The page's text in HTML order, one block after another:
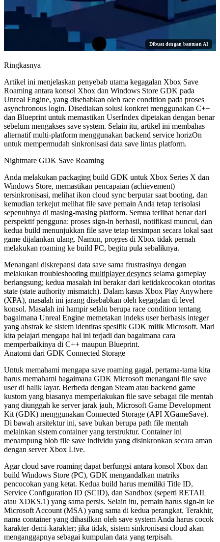
Dibuat dengan bantuan AI
Ringkasnya
Artikel ini menjelaskan penyebab utama kegagalan Xbox Save
Roaming antara konsol Xbox dan Windows Store GDK pada
Unreal Engine, yang disebabkan oleh race condition pada proses
asynchronous login. Disediakan solusi konkret menggunakan C++
dan Blueprint untuk memastikan UserIndex dipetakan dengan benar
sebelum mengakses save system. Selain itu, artikel ini membahas
alternatif multi-platform menggunakan backend service horizOn
untuk mempermudah sinkronisasi data save lintas platform.
Nightmare GDK Save Roaming
Anda melakukan packaging build GDK untuk Xbox Series X dan
Windows Store, memastikan pencapaian (achievement)
tersinkronisasi, melihat ikon cloud sync berputar saat booting, dan
kemudian terkejut melihat file save pemain Anda tetap terisolasi
sepenuhnya di masing-masing platform. Semua terlihat benar dari
perspektif pengguna: proses sign-in berhasil, notifikasi muncul, dan
kedua build menunjukkan file save tetap tersimpan secara lokal saat
game dijalankan ulang. Namun, progres di Xbox tidak pernah
melakukan roaming ke build PC, begitu pula sebaliknya.
Menangani diskrepansi data save sama frustrasinya dengan
melakukan troubleshooting multiplayer desyncs selama gameplay
berlangsung; kedua masalah ini berakar dari ketidakcocokan otoritas
state (state authority mismatch). Dalam kasus Xbox Play Anywhere
(XPA), masalah ini jarang disebabkan oleh kegagalan di level
konsol. Masalah ini hampir selalu berupa race condition tentang
bagaimana Unreal Engine memetakan indeks user berbasis integer
yang abstrak ke sistem identitas spesifik GDK milik Microsoft. Mari
kita pelajari mengapa hal ini terjadi dan bagaimana cara
memperbaikinya di C++ maupun Blueprint.
Anatomi dari GDK Connected Storage
Untuk memahami mengapa save roaming gagal, pertama-tama kita
harus memahami bagaimana GDK Microsoft menangani file save
user di balik layar. Berbeda dengan Steam atau backend game
kustom yang biasanya memperlakukan file save sebagai file mentah
yang diunggah ke server jarak jauh, Microsoft Game Development
Kit (GDK) menggunakan Connected Storage (API XGameSave).
Di bawah arsitektur ini, save bukan berupa path file mentah
melainkan sistem container yang terstruktur. Container ini
menampung blob file save individu yang disinkronkan secara aman
dengan server Xbox Live.
Agar cloud save roaming dapat berfungsi antara konsol Xbox dan
build Windows Store (PC), GDK mengandalkan matriks
pencocokan yang ketat. Kedua build harus memiliki Title ID,
Service Configuration ID (SCID), dan Sandbox (seperti RETAIL
atau XDKS.1) yang sama persis. Selain itu, pemain harus sign-in ke
Microsoft Account (MSA) yang sama di kedua perangkat. Terakhir,
nama container yang dihasilkan oleh save system Anda harus cocok
karakter-demi-karakter; jika tidak, sistem sinkronisasi cloud akan
menganggapnya sebagai kumpulan data yang terpisah.